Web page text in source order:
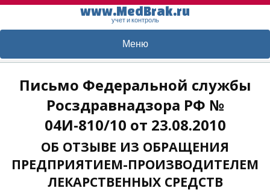
www.MedBrak.ru
учет и контроль
Меню
Письмо Федеральной службы
Росздравнадзора РФ №
04И-810/10 от 23.08.2010
ОБ ОТЗЫВЕ ИЗ ОБРАЩЕНИЯ
ПРЕДПРИЯТИЕМ-ПРОИЗВОДИТЕЛЕМ
ЛЕКАРСТВЕННЫХ СРЕДСТВ